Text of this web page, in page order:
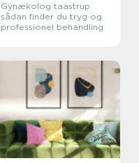
Gynækolog taastrup
sådan finder du tryg og
professionel behandling